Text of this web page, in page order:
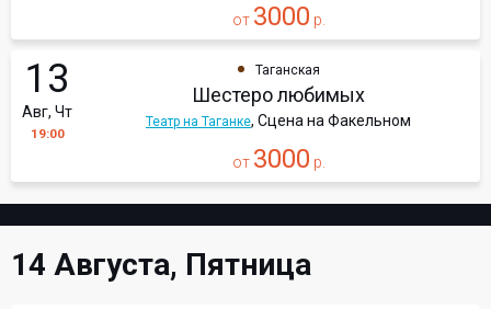
от 3000 р.
13
Авг, Чт
19:00
Таганская
Шестеро любимых
Театр на Таганке, Сцена на Факельном
от 3000 р.
14 Августа, Пятница